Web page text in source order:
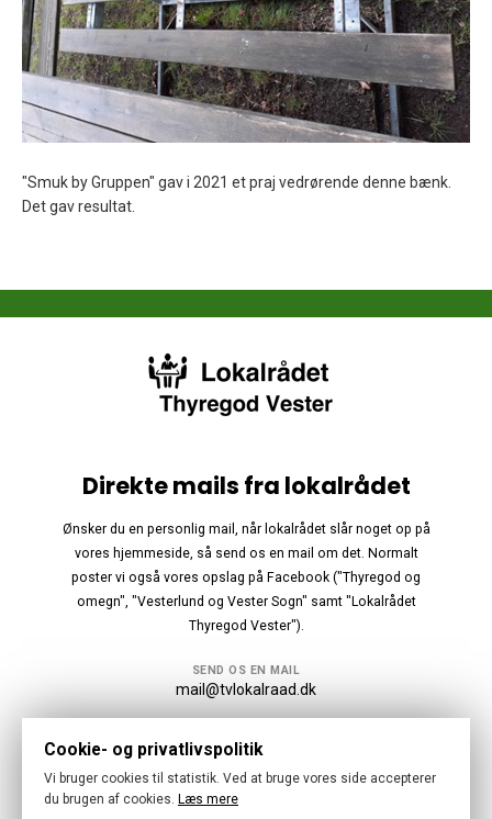
"Smuk by Gruppen" gav i 2021 et praj vedrørende denne bænk.
Det gav resultat.
Direkte mails fra lokalrådet
Ønsker du en personlig mail, når lokalrådet slår noget op på
vores hjemmeside, så send os en mail om det. Normalt
poster vi også vores opslag på Facebook ("Thyregod og
omegn", "Vesterlund og Vester Sogn" samt "Lokalrådet
Thyregod Vester").
SEND OS EN MAIL
mail@tvlokalraad.dk
Følg os
Cookie- og privatlivspolitik
Vi bruger cookies til statistik. Ved at bruge vores side accepterer
du brugen af cookies. Læs mere